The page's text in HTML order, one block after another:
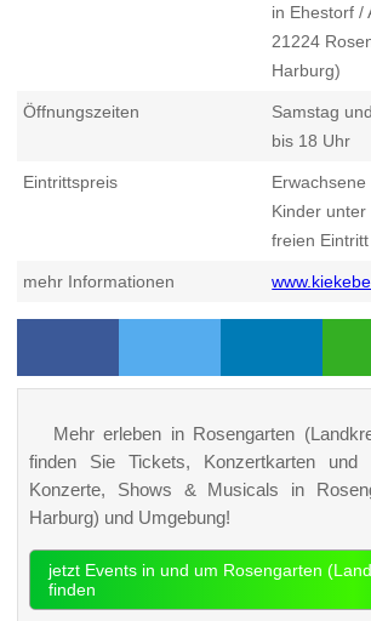
in Ehestorf /
21224
Harburg)
Öffnungszeiten
Samstag
bis 18 Uhr
Eintrittspreis
Kinder
freien Eintritt
mehr Informationen
Mehr erleben in Rosengarten
finden Sie Tickets, Konzertkarten und
Konzerte, Shows & Musicals in
Harburg) und Umgebung!
jetzt Events in und um Rosengarten
finden